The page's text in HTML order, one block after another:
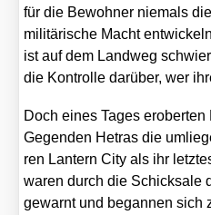
für die Bewoh­ner nie­mals
mili­tä­ri­sche Macht
ist auf dem Land­weg
die Kon­trol­le dar­über, wer
Doch eines Tages
Gegen­den Hetras die
ren Lan­tern City als ihr
waren durch die Schick­sa­le
gewarnt und began­nen sich